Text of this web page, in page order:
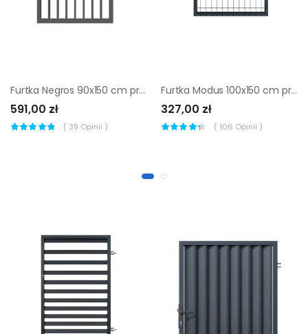
Furtka Negros 90x150 cm prawa Polbram
591,00 zł
( 39 Opinii )
Furtka Modus 100x150 cm prawa antracytowa Naterial
327,00 zł
( 106 Opinii )